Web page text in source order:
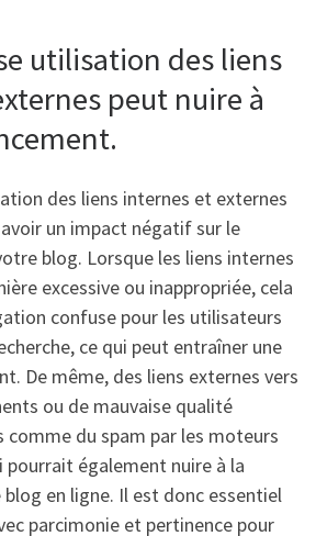
utilisation des liens
peut nuire à
des liens internes et externes
un impact négatif sur le
blog. Lorsque les liens internes
excessive ou inappropriée, cela
confuse pour les utilisateurs
ce qui peut entraîner une
De même, des liens externes vers
ou de mauvaise qualité
comme du spam par les moteurs
pourrait également nuire à la
en ligne. Il est donc essentiel
parcimonie et pertinence pour